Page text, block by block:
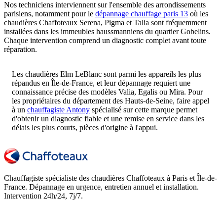
Nos techniciens interviennent sur l'ensemble des arrondissements
parisiens, notamment pour le dépannage chauffage paris 13 où les
chaudières Chaffoteaux Serena, Pigma et Talia sont fréquemment
installées dans les immeubles haussmanniens du quartier Gobelins.
Chaque intervention comprend un diagnostic complet avant toute
réparation.
Les chaudières Elm LeBlanc sont parmi les appareils les plus
répandus en Île-de-France, et leur dépannage requiert une
connaissance précise des modèles Valia, Egalis ou Mira. Pour
les propriétaires du département des Hauts-de-Seine, faire appel
à un chauffagiste Antony spécialisé sur cette marque permet
d'obtenir un diagnostic fiable et une remise en service dans les
délais les plus courts, pièces d'origine à l'appui.
Chauffagiste spécialiste des chaudières Chaffoteaux à Paris et Île-de-
France. Dépannage en urgence, entretien annuel et installation.
Intervention 24h/24, 7j/7.